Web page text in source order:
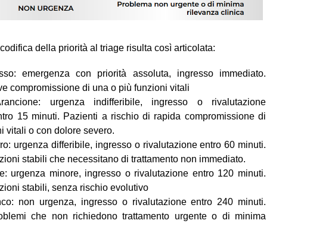
della priorità al triage risulta così articolata:
emergenza con priorità assoluta, ingresso immediato.
compromissione di una o più funzioni vitali
urgenza indifferibile, ingresso o rivalutazione
15 minuti. Pazienti a rischio di rapida compromissione di
vitali o con dolore severo.
urgenza differibile, ingresso o rivalutazione entro 60 minuti.
stabili che necessitano di trattamento non immediato.
urgenza minore, ingresso o rivalutazione entro 120 minuti.
stabili, senza rischio evolutivo
non urgenza, ingresso o rivalutazione entro 240 minuti.
che non richiedono trattamento urgente o di minima